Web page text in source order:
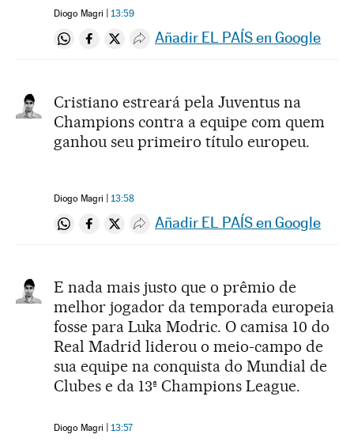
Diogo Magri 13:59
Compartir en Whatsapp
Compartir en Facebook
Compartir en Twitter
Desplegar Redes Sociales
Añadir EL PAÍS en Google
Cristiano estreará pela Juventus na
Champions contra a equipe com quem
ganhou seu primeiro título europeu.
Diogo Magri 13:58
Compartir en Whatsapp
Compartir en Facebook
Compartir en Twitter
Desplegar Redes Sociales
Añadir EL PAÍS en Google
E nada mais justo que o prêmio de
melhor jogador da temporada europeia
fosse para Luka Modric. O camisa 10 do
Real Madrid liderou o meio-campo de
sua equipe na conquista do Mundial de
Clubes e da 13ª Champions League.
Diogo Magri 13:57